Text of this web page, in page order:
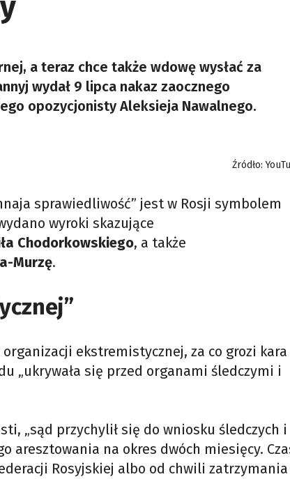
a teraz chce także wdowę wysłać za
wydał 9 lipca nakaz zaocznego
opozycjonisty Aleksieja Nawalnego.
Źródło:
sprawiedliwość” jest w Rosji symbolem
wyroki skazujące
Chodorkowskiego, a także
Murzę.
ekstremistycznej, za co grozi kara
„ukrywała się przed organami śledczymi i
„sąd przychylił się do wniosku śledczych i
aresztowania na okres dwóch miesięcy.
Rosyjskiej albo od chwili zatrzymania